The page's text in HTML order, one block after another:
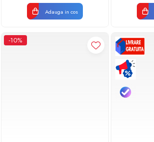
Adauga in cos
-10%